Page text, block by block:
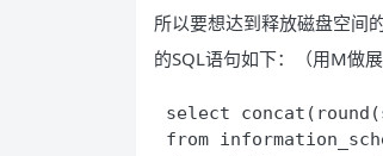
所以要想达到释放磁盘空间
的SQL语句如下：（用M做
select
from